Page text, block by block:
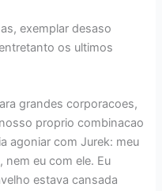
exemplar desaso
os ultimos
grandes corporacoes,
proprio combinacao
agoniar com Jurek: meu
eu com ele. Eu
estava cansada